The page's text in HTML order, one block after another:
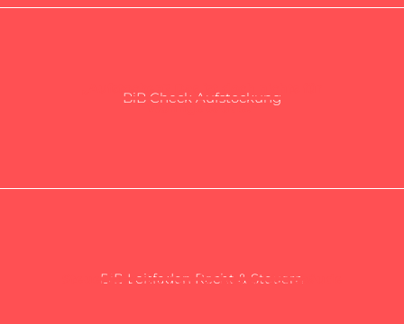
BiB Check Aufstockung
Wohngebäude.“
BiB Leitfaden Recht & Steuern
Steuerliche Klarheit für Bestandsgebäude